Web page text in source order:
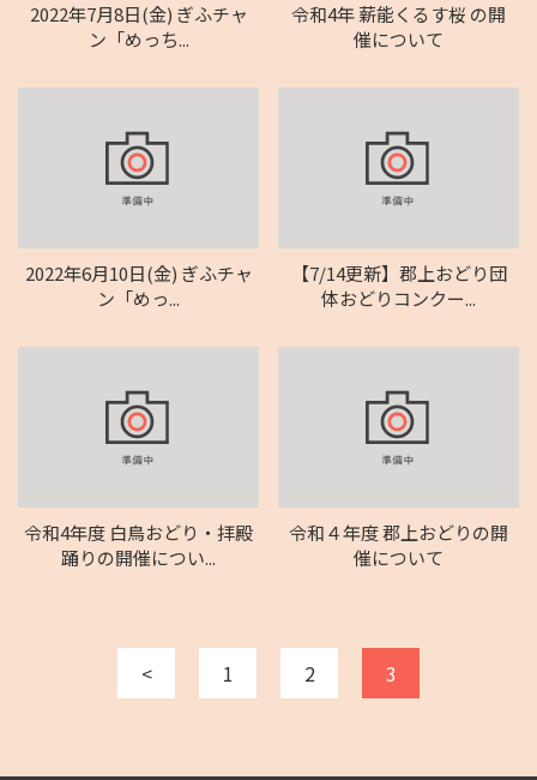
2022年7月8日(金) ぎふチャ
ン「めっち...
令和4年 薪能くるす桜 の開
催について
2022年6月10日(金) ぎふチャ
ン「めっ...
【7/14更新】郡上おどり団
体おどりコンクー...
令和4年度 白鳥おどり・拝殿
踊りの開催につい...
令和４年度 郡上おどりの開
催について
< 1 2 3